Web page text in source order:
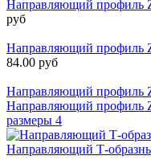
Направляющий профиль
руб
Направляющий профиль
84.00 руб
Направляющий профиль
Направляющий профиль
размеры 4
Направляющий Т-